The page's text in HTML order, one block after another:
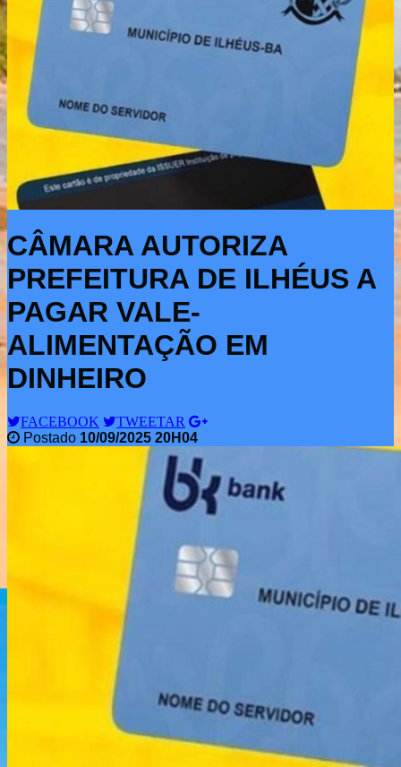
CÂMARA AUTORIZA
PREFEITURA DE ILHÉUS A
PAGAR VALE-
ALIMENTAÇÃO EM
DINHEIRO
FACEBOOK
TWEETAR
Postado 10/09/2025 20H04